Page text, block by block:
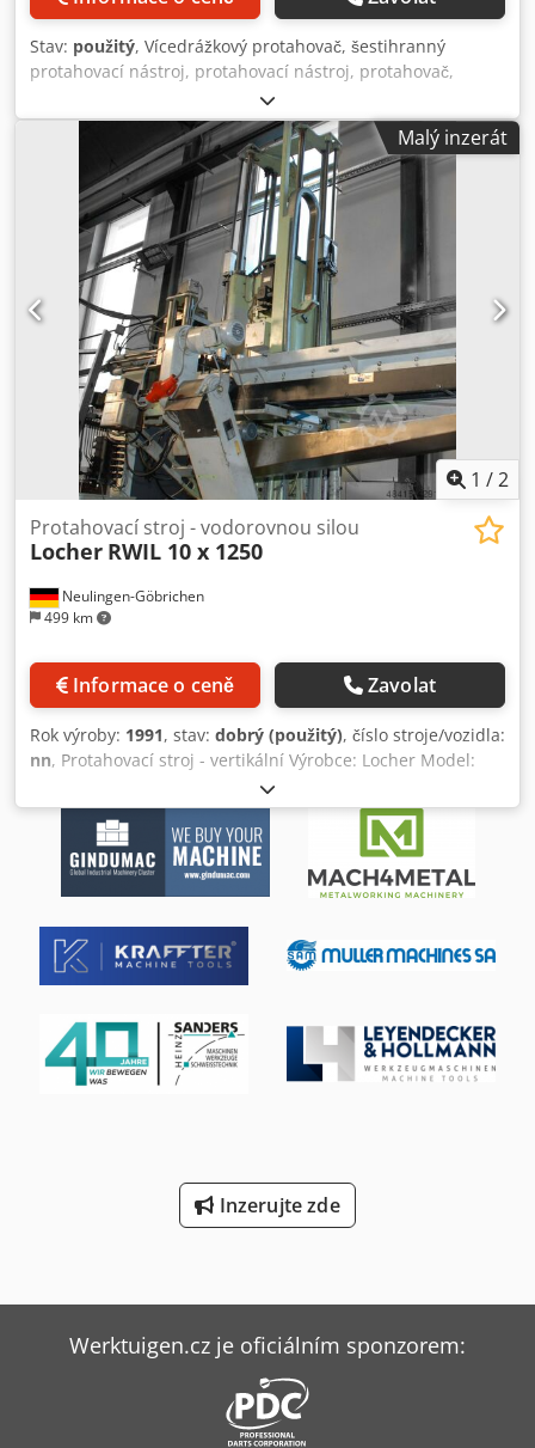
Stav: použitý, Vícedrážkový protahovač, šestihranný
protahovací nástroj, protahovací nástroj, protahovač,
speciální nástroj, drážkovací nástroj, drážkovací stroj,
drážkovací spojovací stroj, drážkovací spojovací stroj,
drážkovací spojovací nástroj, spojovací protahovač -
Výrobce: SWZ, protahovačka, protahovací stroj, protahovací
stroj. -Typ: SW 19 1TGL 29-16600/02 20/50 HSS -číslo dílu:
440 0432 08 102 04708 -Šířka: Šestihran 19 mm široký přes
roviny, viz fotografie. -Kvantita: 1 kus k dispozici -Celkové
rozměry: 950/22/22 mm Dksdpfx Aoitt R Ssiwor -Hmotnost:
1,7 kg
Malý inzerát
1 /2
Neulingen-Göbrichen
499 km
Protahovací stroj - vodorovnou silou
Locher RWIL 10 x 1250
Informace o ceně Zavolat
Rok výroby: 1991, stav: dobrý (použitý), číslo stroje/vozidla:
nn, Protahovací stroj - vertikální Výrobce: Locher Model:
RWIL 10 x 1250 Rok výroby: 1991 Síla: 10 T Zdvih: 1.250 mm
Potřebná plocha: cca. 170 x 150 cm S automatickým
vedením Magnetický dopravník třísek Dkjdpfx Aiefc T
Ewowjr
Inzerujte zde
Werktuigen.cz je oficiálním sponzorem: